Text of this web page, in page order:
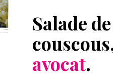
Salade de
avocat.